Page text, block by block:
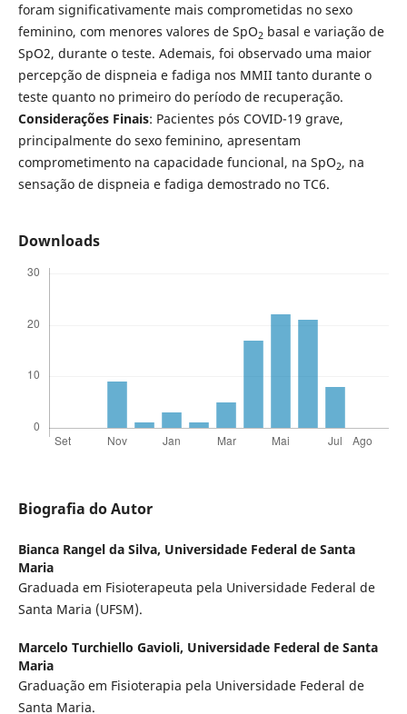
foram significativamente mais comprometidas no sexo
feminino, com menores valores de SpO2 basal e variação de
SpO2, durante o teste. Ademais, foi observado uma maior
percepção de dispneia e fadiga nos MMII tanto durante o
teste quanto no primeiro do período de recuperação.
Considerações Finais: Pacientes pós COVID-19 grave,
principalmente do sexo feminino, apresentam
comprometimento na capacidade funcional, na SpO2, na
sensação de dispneia e fadiga demostrado no TC6.
Downloads
Biografia do Autor
Bianca Rangel da Silva, Universidade Federal de Santa
Maria
Graduada em Fisioterapeuta pela Universidade Federal de
Santa Maria (UFSM).
Marcelo Turchiello Gavioli, Universidade Federal de Santa
Maria
Graduação em Fisioterapia pela Universidade Federal de
Santa Maria.